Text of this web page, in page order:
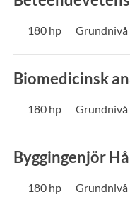
180 hp Grundnivå
Biomedicinsk
180 hp Grundnivå
Byggingenjör
180 hp Grundnivå